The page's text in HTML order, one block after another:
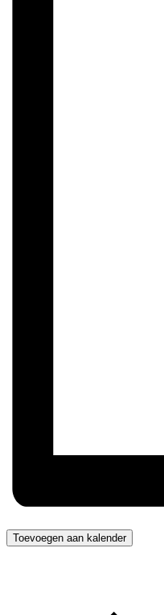
Toevoegen aan kalender